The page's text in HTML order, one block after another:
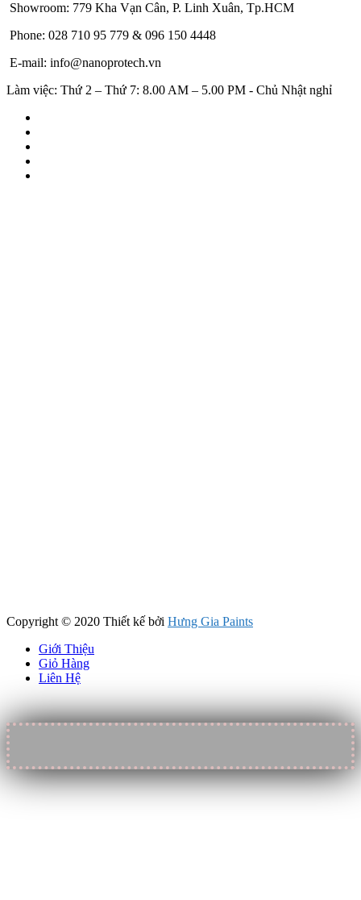
Showroom: 779 Kha Vạn Cân, P. Linh Xuân, Tp.HCM
Phone: 028 710 95 779 & 096 150 4448
E-mail: info@nanoprotech.vn
Làm việc: Thứ 2 – Thứ 7: 8.00 AM – 5.00 PM - Chủ Nhật nghỉ
Copyright © 2020 Thiết kế bởi Hưng Gia Paints
Giới Thiệu
Giỏ Hàng
Liên Hệ